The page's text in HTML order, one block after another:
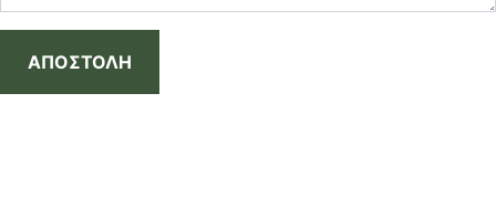
ΑΠΟΣΤΟΛΗ